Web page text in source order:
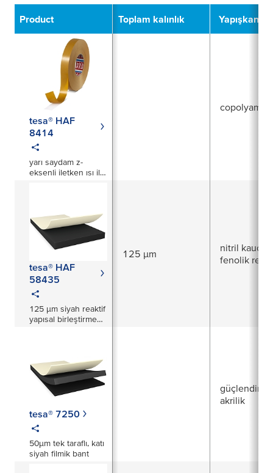
Product Toplam kalınlık Yapışkan
tesa® HAF
8414
yarı saydam z-
eksenli iletken ısı ile
tesa® HAF
58435
125 µm siyah reaktif
yapısal birleştirme
125 µm
nitril
fenolik
tesa® 7250
50μm tek taraflı, katı
siyah filmik bant
akrilik